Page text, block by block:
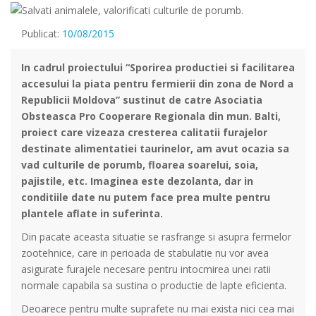
Publicat: 10/08/2015
In cadrul proiectului “Sporirea productiei si facilitarea
accesului la piata pentru fermierii din zona de Nord a
Republicii Moldova” sustinut de catre Asociatia
Obsteasca Pro Cooperare Regionala din mun. Balti,
proiect care vizeaza cresterea calitatii furajelor
destinate alimentatiei taurinelor, am avut ocazia sa
vad culturile de porumb, floarea soarelui, soia,
pajistile, etc. Imaginea este dezolanta, dar in
conditiile date nu putem face prea multe pentru
plantele aflate in suferinta.
Din pacate aceasta situatie se rasfrange si asupra fermelor
zootehnice, care in perioada de stabulatie nu vor avea
asigurate furajele necesare pentru intocmirea unei ratii
normale capabila sa sustina o productie de lapte eficienta.
Deoarece pentru multe suprafete nu mai exista nici cea mai